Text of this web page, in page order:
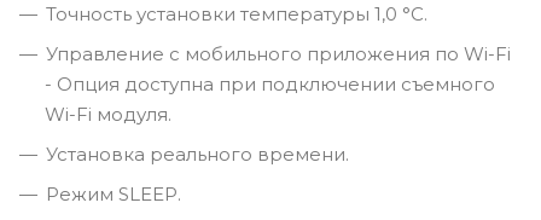
Точность установки температуры 1,0 °С.
Управление c мобильного приложения по Wi-Fi
- Опция доступна при подключении съемного
Wi-Fi модуля.
Установка реального времени.
Режим SLEEP.